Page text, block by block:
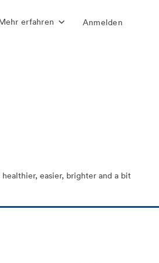
erfahren Anmelden
easier, brighter and a bit